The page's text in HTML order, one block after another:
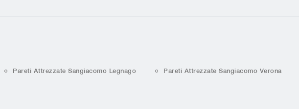
Pareti Attrezzate Sangiacomo Legnago Pareti Attrezzate Sangiacomo Verona